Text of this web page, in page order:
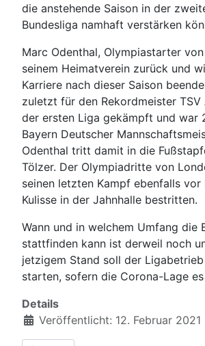
die anstehende Saison in der
Bundesliga namhaft verstärken
Marc Odenthal, Olympiastarter
seinem Heimatverein zurück und
Karriere nach dieser Saison
zuletzt für den Rekordmeister TSV
der ersten Liga gekämpft und war
Bayern Deutscher
Odenthal tritt damit in die
Tölzer. Der Olympiadritte von
seinen letzten Kampf ebenfalls vor
Kulisse in der Jahnhalle bestritten.
Wann und in welchem Umfang die
stattfinden kann ist derweil noch
jetzigem Stand soll der
starten, sofern die Corona-Lage
Details
Veröffentlicht: 12. Februar 2021